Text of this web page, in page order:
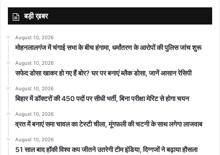
बड़ी ख़बर
August 10, 2026
मोहनलालगंज में चंगाई सभा के बीच हंगामा, धर्मांतरण के आरोपों की पुलिस जांच शुरू
August 10, 2026
सफेद डोसा खाकर हो गए हैं बोर? घर पर बनाएं ब्लैक डोसा, जानें आसान रेसिपी
August 10, 2026
बिहार में डॉक्टरों की 450 पदों पर सीधी भर्ती, बिना परीक्षा मेरिट से होगा चयन
August 10, 2026
व्रत में बनाएं समा चावल का टेस्टी चीला, मूंगफली की चटनी के साथ लगेगा लाजवाब
August 10, 2026
51 साल बाद हॉकी विश्व कप जीतने उतरेगी टीम इंडिया, दिग्गजों ने बढ़ाया हौसला